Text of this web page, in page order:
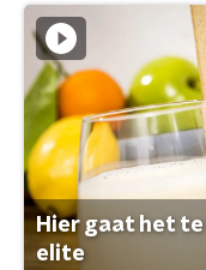
Hier gaat het
elite